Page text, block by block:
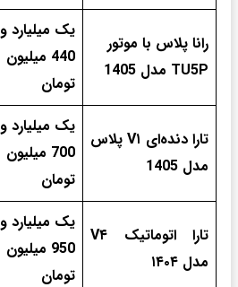
رانا پلاس با موتور
TU5P مدل 1405
یک میلیارد و
440 میلیون
تومان
تارا دنده‌ای V۱ پلاس
مدل 1405
یک میلیارد و
700 میلیون
تومان
تارا اتوماتیک V۴
مدل ۱۴۰۴
یک میلیارد و
950 میلیون
تومان